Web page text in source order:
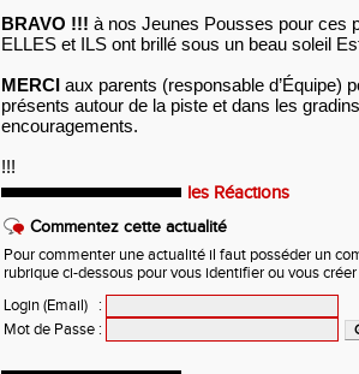
BRAVO !!! à nos Jeunes Pousses pour ces
ELLES et ILS ont brillé sous un beau soleil
MERCI aux parents (responsable d’Équipe)
présents autour de la piste et dans les
encouragements.
!!!
les Réactions
Commentez cette actualité
Pour commenter une actualité il faut posséder un
rubrique ci-dessous pour vous identifier ou vous
Login (Email)
:
Mot de Passe :